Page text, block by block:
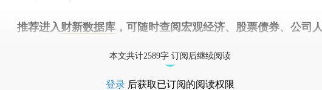
推荐进入财新数据库 ，可随时查阅宏观经济、股票债券、公司人
本文共计2589字 订阅后继续阅读
登录 后获取已订阅的阅读权限